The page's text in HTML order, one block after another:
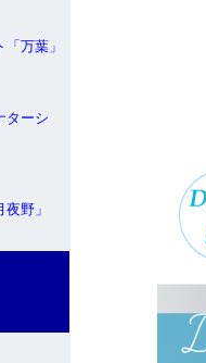
万葉」
ターシ
野」